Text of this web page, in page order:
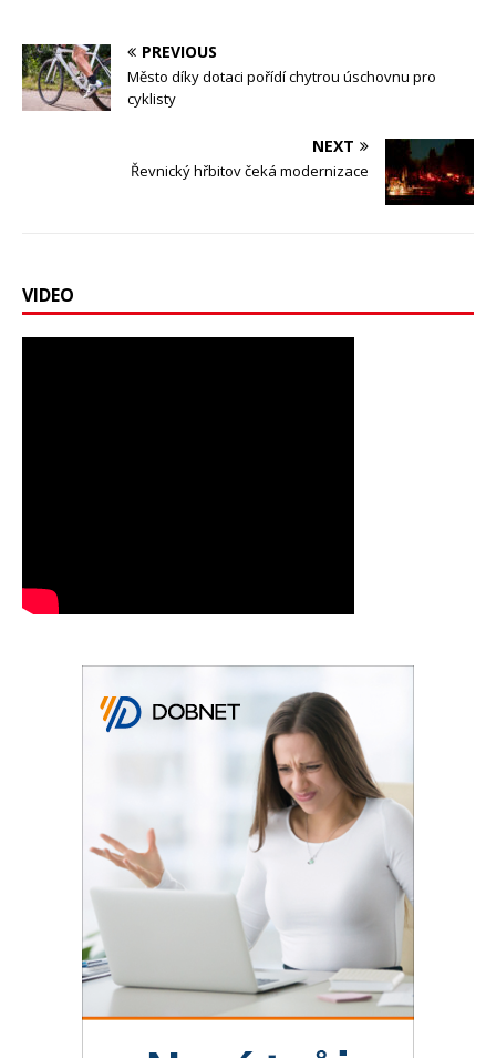
PREVIOUS
Město díky dotaci pořídí chytrou úschovnu pro
cyklisty
NEXT
Řevnický hřbitov čeká modernizace
VIDEO